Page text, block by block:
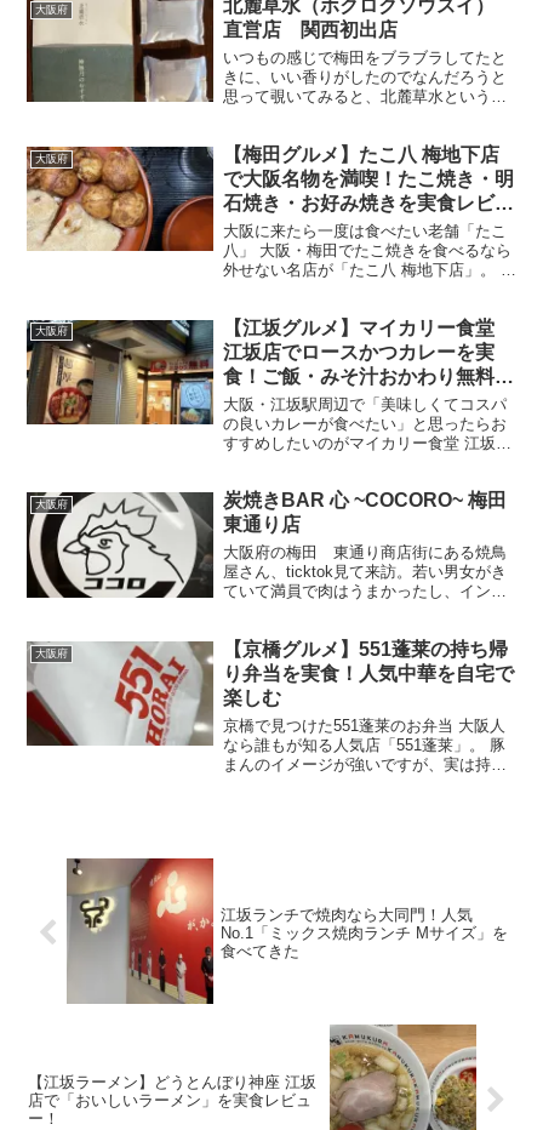
ります。デートにもおすすめです。ぜひ
カップルでゴルフ練習してみましょう！
大阪府
北麓草水（ホクロクソウスイ）
直営店 関西初出店
いつもの感じで梅田をブラブラしてたと
きに、いい香りがしたのでなんだろうと
思って覗いてみると、北麓草水というお
に、いい匂いすぎてほしくて香水ではな
いが、ボディオイルを衝動買い
大阪府
【梅田グルメ】たこ八 梅地下店
で大阪名物を満喫！たこ焼き・明
石焼き・お好み焼きを実食レビュ
ー
大阪に来たら一度は食べたい老舗「たこ
八」 大阪・梅田でたこ焼きを食べるなら
外せない名店が「たこ八 梅地下店」。 ホ
抜群です。 創業以来、多くの地元の方や
観光客に愛され続...
大阪府
【江坂グルメ】マイカリー食堂
江坂店でロースかつカレーを実
食！ご飯・みそ汁おかわり無料で
コスパ抜群
大阪・江坂駅周辺で「美味しくてコスパ
の良いカレーが食べたい」と思ったらお
すすめしたいのがマイカリー食堂 江坂店
ードライ（中瓶）**をいただいてきまし
た。 店内の雰囲...
大阪府
炭焼きBAR 心 ~COCORO~ 梅田
東通り店
大阪府の梅田 東通り商店街にある焼鳥
屋さん、ticktok見て来訪。若い男女がき
ていて満員で肉はうまかったし、インス
じがみられたので、青春謳歌してると思
い楽しみながら飲むことができました。
ぜひおすすめです。席数少なめ30席ぐら
いなので、早めの予約電話おすすめしま
す。
大阪府
【京橋グルメ】551蓬莱の持ち帰
り弁当を実食！人気中華を自宅で
楽しむ
京橋で見つけた551蓬莱のお弁当 大阪人
なら誰もが知る人気店「551蓬莱」。 豚
まんのイメージが強いですが、実は持ち
江坂ランチで焼肉なら大同門！人気
No.1「ミックス焼肉ランチ Mサイズ」を
食べてきた
【江坂ラーメン】どうとんぼり神座 江坂
店で「おいしいラーメン」を実食レビュ
ー！